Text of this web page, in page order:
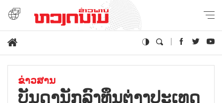
ຂ່າວສານ
ບັນ​ດາ​ນັກ​ລົງ​ທຶນ​ຕ່າງ​ປະ​ເທດ